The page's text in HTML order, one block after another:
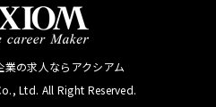
業の求人ならアクシアム
Ltd. All Right Reserved.